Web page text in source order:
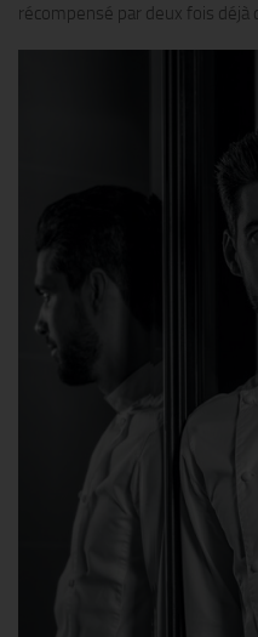
récompensé par deux fois déjà